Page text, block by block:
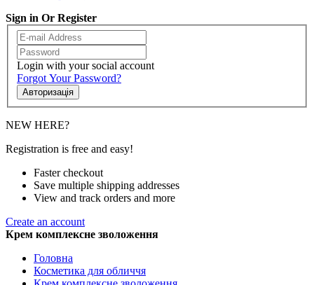
Sign in Or Register
Login with your social account
Forgot Your Password?
Авторизація
NEW HERE?
Registration is free and easy!
Faster checkout
Save multiple shipping addresses
View and track orders and more
Create an account
Крем комплексне зволоження
Головна
Косметика для обличчя